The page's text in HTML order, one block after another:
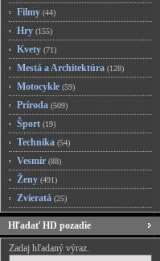
Filmy (44)
Hry (155)
Kvety (71)
Mestá a Architektúra (128)
Motocykle (59)
Príroda (509)
Šport (19)
Technika (54)
Vesmír (88)
Ženy (491)
Zvieratá (25)
Hľadať HD pozadie
Zadaj hľadaný výraz.